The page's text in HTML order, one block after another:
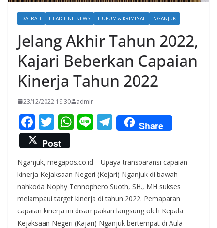
DAERAH HEAD LINE NEWS HUKUM & KRIMINAL NGANJUK
Jelang Akhir Tahun 2022,
Kajari Beberkan Capaian
Kinerja Tahun 2022
23/12/2022 19:30 admin
F
ac
e
b
o
o
k
T
w
itt
er
W
s
A
p
p
Li T
el
gr
a
m
Share
Post
Nganjuk, megapos.co.id – Upaya transparansi capaian
kinerja Kejaksaan Negeri (Kejari) Nganjuk di bawah
nahkoda Nophy Tennophero Suoth, SH., MH sukses
melampaui target kinerja di tahun 2022. Pemaparan
capaian kinerja ini disampaikan langsung oleh Kepala
Kejaksaan Negeri (Kajari) Nganjuk bertempat di Aula